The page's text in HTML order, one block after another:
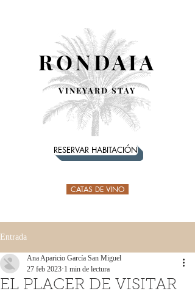
RONDAIA
VINEYARD STAY
RESERVAR HABITACIÓN
CATAS DE VINO
Entrada
EL PLACER DE VISITAR
Ana Aparicio García San Miguel
27 feb 2023 1 min de lectura